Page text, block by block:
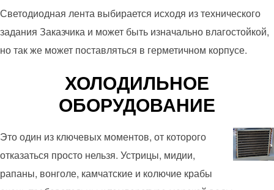
Светодиодная лента выбирается исходя из технического
задания Заказчика и может быть изначально влагостойкой,
но так же может поставляться в герметичном корпусе.
ХОЛОДИЛЬНОЕ
ОБОРУДОВАНИЕ
Это один из ключевых моментов, от которого
отказаться просто нельзя. Устрицы, мидии,
рапаны, вонголе, камчатские и колючие крабы